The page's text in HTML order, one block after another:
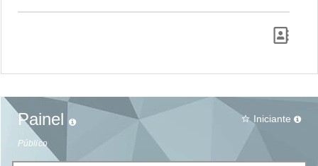
Painel
Público
star_border Iniciante